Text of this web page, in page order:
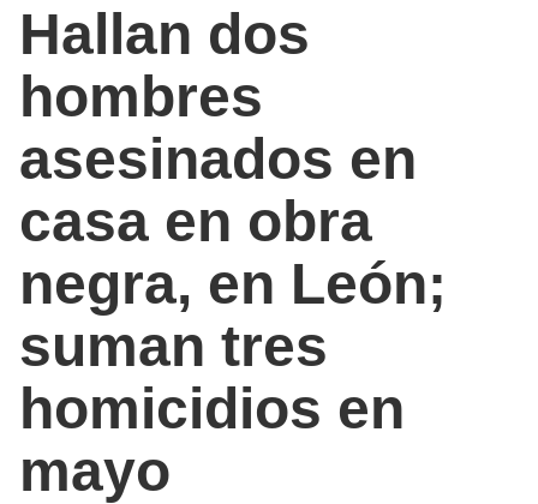
Hallan dos
hombres
asesinados en
casa en obra
negra, en León;
suman tres
homicidios en
mayo